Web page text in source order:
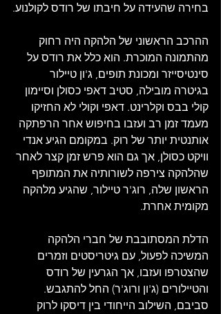
בחירה שהעידה על חיבתו של רודס לקולנוע.
ההרכב הראשוני של הלהקה היה רחוק
מהתמונה המוכרת. הוא כלל את רודס על
סינטיסייזר ומכונת תופים, ג'ון טיילור
בגיטרה מובילה, סטיב דאפי כסולן וסיימון
קולי בבס וקלרינט. דאפי וקולי לא החזיקו
מעמד זמן רב ועזבו בחיפוש אחר הרפתקה
אותנטית יותר של רוק. במקומם הגיע אנדי
וויקט כסולן, אך גם הוא פרש זמן קצר לאחר
שהלהקה צירפה לשורותיה את המתופף
הראשון שלה, רוג'ר טיילור, שהגיע מלהקה
מקומית אחרת.
הדלת המסתובבת של חברי הלהקה
המשיכה לפעול, עם גיטריסטים וזמרים
שהצטרפו ועזבו, אך הגרעין של רודס
והטיילורים (ג'ון ורוג'ר) החל להתגבש.
סביבם, השילוב הייחודי בין דיסקו לרוק